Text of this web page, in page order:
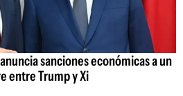
sanciones económicas a un
entre Trump y Xi